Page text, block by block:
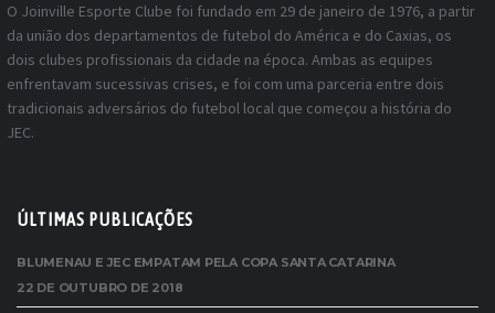
O Joinville Esporte Clube foi fundado em 29 de janeiro de 1976, a partir
da união dos departamentos de futebol do América e do Caxias, os
dois clubes profissionais da cidade na época. Ambas as equipes
enfrentavam sucessivas crises, e foi com uma parceria entre dois
tradicionais adversários do futebol local que começou a história do
JEC.
ÚLTIMAS PUBLICAÇÕES
BLUMENAU E JEC EMPATAM PELA COPA SANTA CATARINA
22 DE OUTUBRO DE 2018